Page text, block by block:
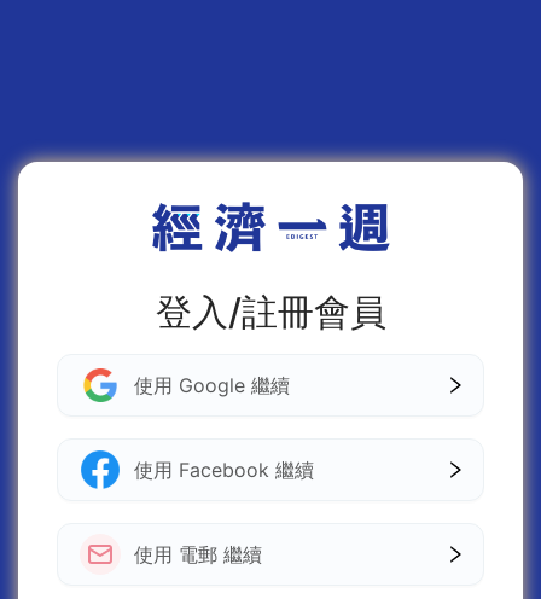
登入/註冊會員
使用 Google 繼續
使用 Facebook 繼續
使用 電郵 繼續